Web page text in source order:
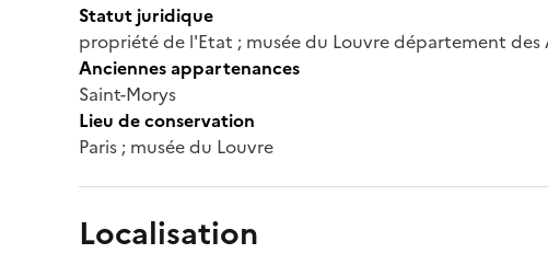
Statut juridique
propriété de l'Etat ; musée du Louvre département des
Anciennes appartenances
Saint-Morys
Lieu de conservation
Paris ; musée du Louvre
Localisation